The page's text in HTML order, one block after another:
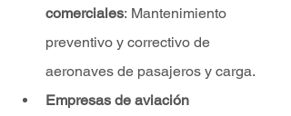
comerciales: Mantenimiento
preventivo y correctivo de
aeronaves de pasajeros y carga.
Empresas de aviación